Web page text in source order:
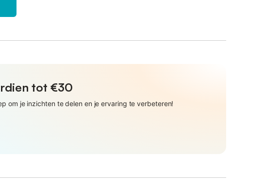
tot €30
om je inzichten te delen en je ervaring te verbeteren!